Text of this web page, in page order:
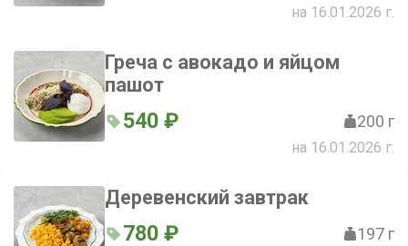
на 16.01.2026 г.
Греча с авокадо и яйцом
пашот
540 ₽ 200 г
на 16.01.2026 г.
Деревенский завтрак
780 ₽ 197 г